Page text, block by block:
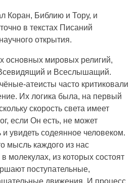
Коран, Библию и Тору, и
в текстах Писаний
открытия.
основных мировых религий,
и Всеслышащий.
атеисты часто критиковали
Их логика была, на первый
скорость света имеет
если Он есть, не может
увидеть содеянное человеком.
мысль каждого из нас
молекулах, из которых состоят
поступательные,
движения. И процесс